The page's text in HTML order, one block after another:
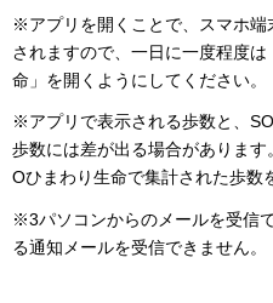
※アプリを開くことで、スマホ端
されますので、一日に一度程度
命」を開くようにしてください。
※アプリで表示される歩数と、
歩数には差が出る場合がありま
Oひまわり生命で集計された歩数
※3パソコンからのメールを受信
る通知メールを受信できません。